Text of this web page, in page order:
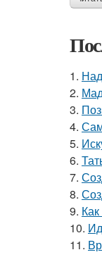
1.
2.
3.
4.
5.
6.
7.
8.
9.
10.
11.